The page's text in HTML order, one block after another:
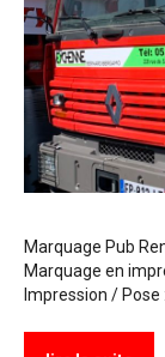
Marquage Pub
Marquage en
Impression / Pose